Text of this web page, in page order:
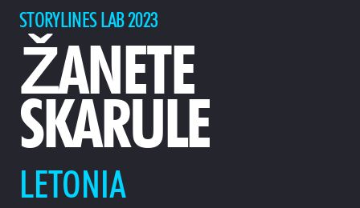
STORYLINES LAB 2023
ŽANETE
SKARULE
LETONIA